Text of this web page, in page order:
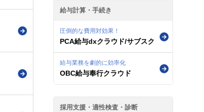
給与計算・手続き
圧倒的な費用対効果！
PCA給与dxクラウド/サブスク
給与業務を劇的に効率化
OBC給与奉行クラウド
採用支援・適性検査・診断